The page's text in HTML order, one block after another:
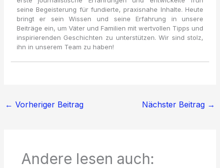
seine Begeisterung für fundierte, praxisnahe Inhalte. Heute
bringt er sein Wissen und seine Erfahrung in unsere
Beiträge ein, um Väter und Familien mit wertvollen Tipps und
inspirierenden Geschichten zu unterstützen. Wir sind stolz,
ihn in unserem Team zu haben!
← Vorheriger Beitrag Nächster Beitrag →
Andere lesen auch: